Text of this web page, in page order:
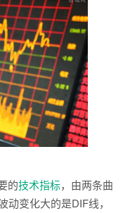
的技术指标，由两条曲
变化大的是DIF线，